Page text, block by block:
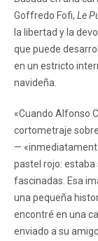
Goffredo Fofi, Le
la libertad y la
que puede
en un estricto
navideña.
«Cuando Alfonso
cortometraje
—
pastel rojo:
fascinadas. Esa
una pequeña
encontré en una
enviado a su